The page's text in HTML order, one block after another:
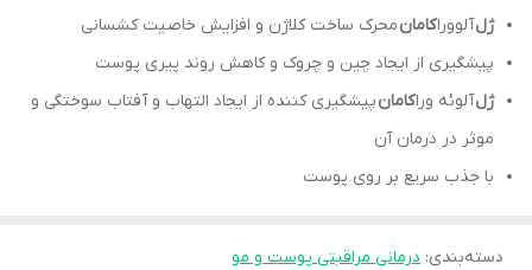
ژلآلووراکامانمحرک ساخت کلاژن و افزایش خاصیت کشسانی
پیشگیری از ایجاد چین و چروک و کاهش روند پیری پوست
ژلآلوئه وراکامانپیشگیری کننده از ایجاد التهاب و آفتاب سوختگی و
موثر در درمان آن
با جذب سریع بر روی پوست
دسته‌بندی: درمانی مراقبتی پوست و مو